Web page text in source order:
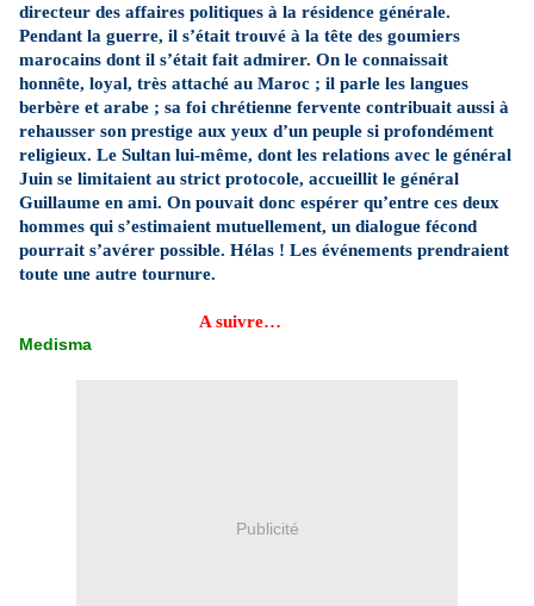
directeur des affaires politiques à la résidence générale.
Pendant la guerre, il s’était trouvé à la tête des goumiers
marocains dont il s’était fait admirer. On le connaissait
honnête, loyal, très attaché au Maroc ; il parle les langues
berbère et arabe ; sa foi chrétienne fervente contribuait aussi à
rehausser son prestige aux yeux d’un peuple si profondément
religieux. Le Sultan lui-même, dont les relations avec le général
Juin se limitaient au strict protocole, accueillit le général
Guillaume en ami. On pouvait donc espérer qu’entre ces deux
hommes qui s’estimaient mutuellement, un dialogue fécond
pourrait s’avérer possible. Hélas ! Les événements prendraient
toute une autre tournure.
A suivre…
Medisma
Publicité